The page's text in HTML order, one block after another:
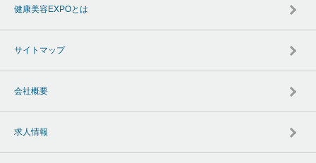
健康美容EXPOとは
サイトマップ
会社概要
求人情報